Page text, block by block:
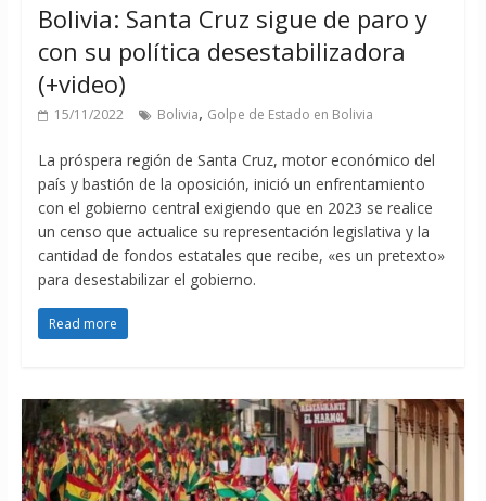
Bolivia: Santa Cruz sigue de paro y
con su política desestabilizadora
(+video)
15/11/2022 Bolivia, Golpe de Estado en Bolivia
La próspera región de Santa Cruz, motor económico del
país y bastión de la oposición, inició un enfrentamiento
con el gobierno central exigiendo que en 2023 se realice
un censo que actualice su representación legislativa y la
cantidad de fondos estatales que recibe, «es un pretexto»
para desestabilizar el gobierno.
Read more